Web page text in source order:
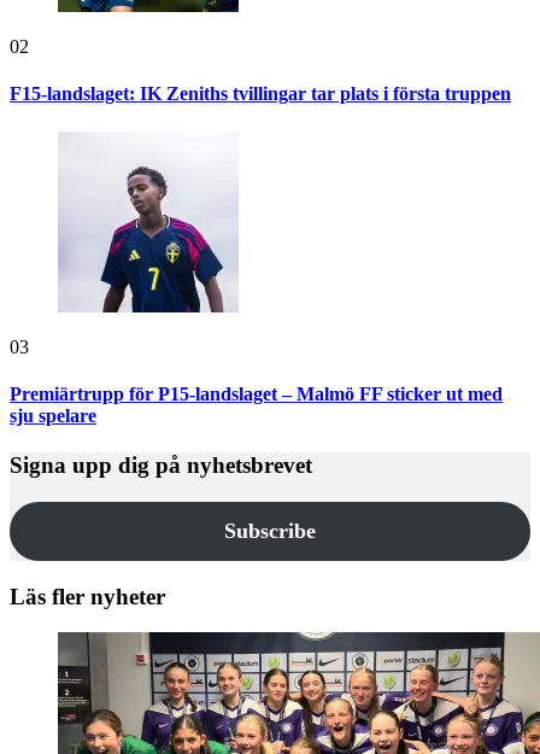
02
F15-landslaget: IK Zeniths tvillingar tar plats i första truppen
03
Premiärtrupp för P15-landslaget – Malmö FF sticker ut med
sju spelare
Signa upp dig på nyhetsbrevet
Subscribe
Läs fler nyheter